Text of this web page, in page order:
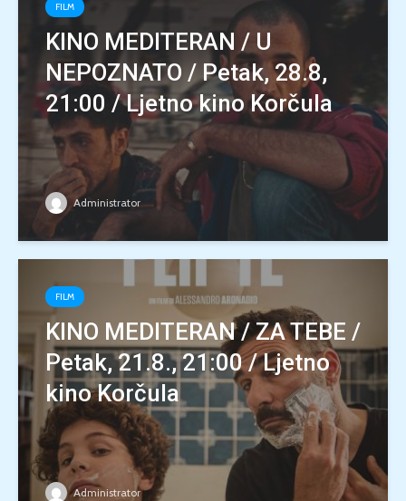
FILM
KINO MEDITERAN / U
NEPOZNATO / Petak, 28.8,
21:00 / Ljetno kino Korčula
Administrator
FILM
KINO MEDITERAN / ZA TEBE /
Petak, 21.8., 21:00 / Ljetno
kino Korčula
Administrator